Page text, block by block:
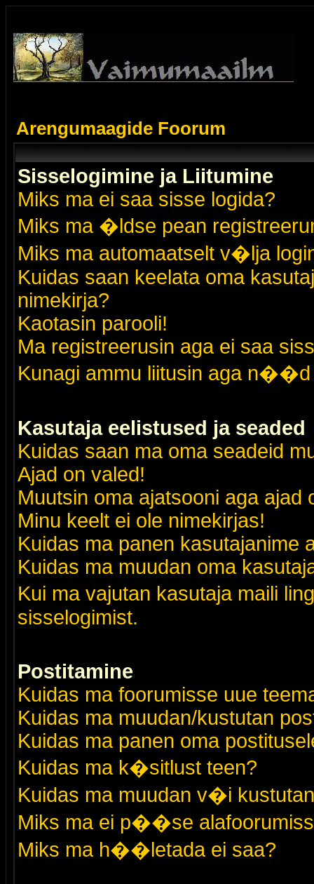
Arengumaagide Foorum
Sisselogimine ja Liitumine
Miks ma ei saa sisse logida?
Miks ma �ldse pean
Miks ma automaatselt v�lja
Kuidas saan keelata oma
nimekirja?
Kaotasin parooli!
Ma registreerusin aga ei saa
Kunagi ammu liitusin aga n��d
Kasutaja eelistused ja seaded
Kuidas saan ma oma seadeid
Ajad on valed!
Muutsin oma ajatsooni aga ajad
Minu keelt ei ole nimekirjas!
Kuidas ma panen kasutajanime
Kuidas ma muudan oma
Kui ma vajutan kasutaja maili
sisselogimist.
Postitamine
Kuidas ma foorumisse uue
Kuidas ma muudan/kustutan
Kuidas ma panen oma
Kuidas ma k�sitlust teen?
Kuidas ma muudan v�i
Miks ma ei p��se
Miks ma h��letada ei saa?